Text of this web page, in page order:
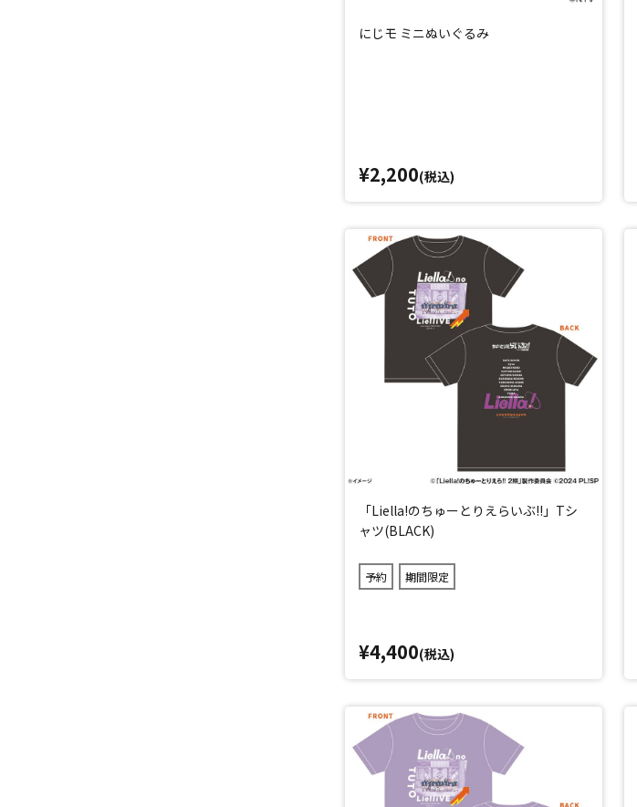
にじモ ミニぬいぐるみ
¥2,200(税込)
「Liella!のちゅーとりえらいぶ!!」Tシ
ャツ(BLACK)
予約 期間限定
¥4,400(税込)